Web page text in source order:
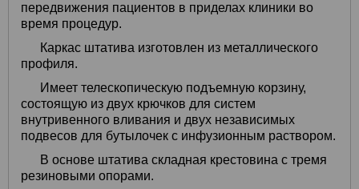
передвижения пациентов в приделах клиники во
время процедур.
Каркас штатива изготовлен из металлического
профиля.
Имеет телескопическую подъемную корзину,
состоящую из двух крючков для систем
внутривенного вливания и двух независимых
подвесов для бутылочек с инфузионным раствором.
В основе штатива складная крестовина с тремя
резиновыми опорами.